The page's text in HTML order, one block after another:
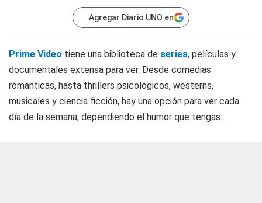
Agregar Diario UNO en
Prime Video tiene una biblioteca de series, películas y
documentales extensa para ver. Desde comedias
románticas, hasta thrillers psicológicos, westerns,
musicales y ciencia ficción, hay una opción para ver cada
día de la semana, dependiendo el humor que tengas.